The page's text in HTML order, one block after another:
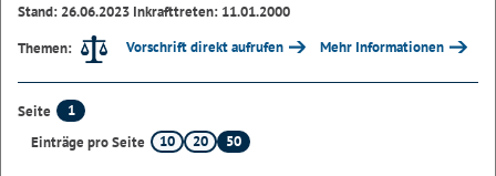
Stand: 26.06.2023 Inkrafttreten: 11.01.2000
Themen:
Vorschrift direkt aufrufen Mehr Informationen
Seite
1
Einträge pro Seite
10 20 50